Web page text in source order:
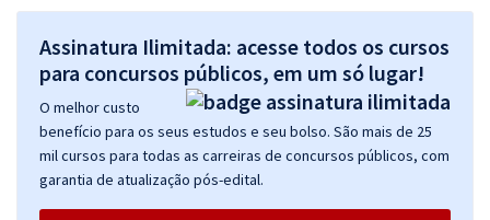
Assinatura Ilimitada: acesse todos os cursos
para concursos públicos, em um só lugar!
O melhor custo
benefício para os seus estudos e seu bolso. São mais de 25
mil cursos para todas as carreiras de concursos públicos, com
garantia de atualização pós-edital.